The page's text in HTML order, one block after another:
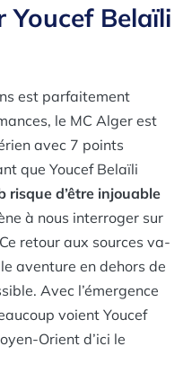
Youcef Belaïli
est parfaitement
le MC Alger est
avec 7 points
que Youcef Belaïli
risque d’être injouable
à nous interroger sur
retour aux sources va-
aventure en dehors de
Avec l’émergence
voient Youcef
Orient d’ici le